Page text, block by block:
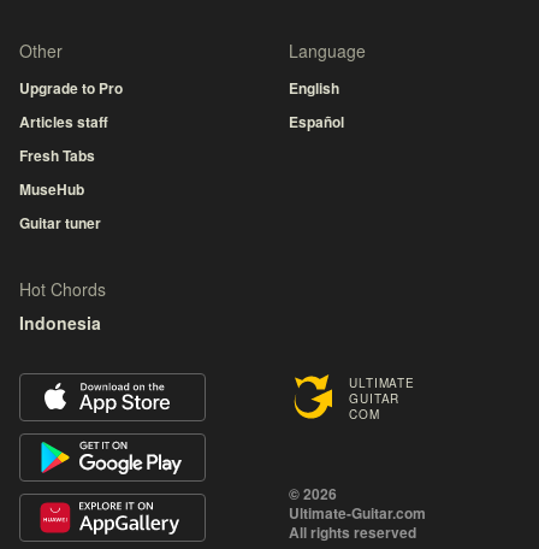
ULTIMATE
GUITAR
COM
© 2026
Ultimate-Guitar.com
All rights reserved
Other
Upgrade to Pro
Articles staff
Fresh Tabs
MuseHub
Guitar tuner
Language
English
Español
Hot Chords
Indonesia